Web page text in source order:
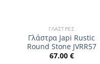
ΓΛΆΣΤΡΕΣ
Γλάστρα Japi Rustic
Round Stone JVRR57
67.00 €